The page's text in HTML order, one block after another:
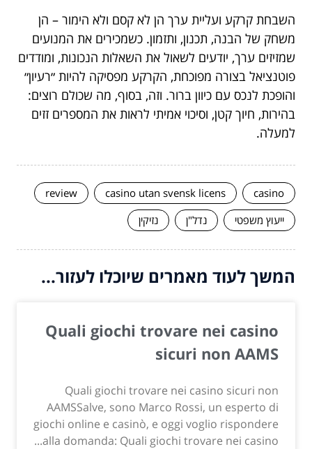
השבחת קרקע ועליית ערך הן לא קסם ולא הימור – הן
משחק של הבנה, תכנון, ותזמון. כשמכירים את המנועים
שמזיזים ערך, יודעים לשאול את השאלות הנכונות, ומודדים
פוטנציאל בצורה מפוכחת, הקרקע מפסיקה להיות ״רעיון״
והופכת לנכס עם כיוון ברור. וזה, בסוף, מה שכולם רוצים:
בהירות, חיוך קטן, וסיכוי אמיתי לראות את המספרים זזים
למעלה.
casino
casino utan svensk licens
review
ייעוץ משפטי
נדל"ן נזיקין
המשך לעוד מאמרים שיוכלו לעזור...
Quali giochi trovare nei casino
sicuri non AAMS
Quali giochi trovare nei casino sicuri non
AAMSSalve, sono Marco Rossi, un esperto di
giochi online e casinò, e oggi voglio rispondere
alla domanda: Quali giochi trovare nei casino...